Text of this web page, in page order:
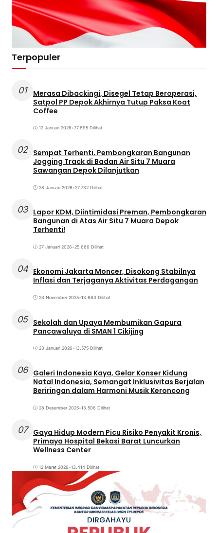
Terpopuler
01
Merasa Dibackingi, Disegel Tetap Beroperasi,
Satpol PP Depok Akhirnya Tutup Paksa Koat
Coffee
12 Januari 2026•77.895 Dilihat
02 Sempat Terhenti, Pembongkaran Bangunan
Jogging Track di Badan Air Situ 7 Muara
Sawangan Depok Dilanjutkan
28 Januari 2026•27.732 Dilihat
03 Lapor KDM, Diintimidasi Preman, Pembongkaran
Bangunan di Atas Air Situ 7 Muara Depok
Terhenti!
27 Januari 2026•25.686 Dilihat
04 Ekonomi Jakarta Moncer, Disokong Stabilnya
Inflasi dan Terjaganya Aktivitas Perdagangan
23 November 2025•13.683 Dilihat
05 Sekolah dan Upaya Membumikan Gapura
Pancawaluya di SMAN 1 Cikijing
23 Januari 2026•13.575 Dilihat
06 Galeri Indonesia Kaya, Gelar Konser Kidung
Natal Indonesia, Semangat Inklusivitas Berjalan
Beriringan dalam Harmoni Musik Keroncong
28 Desember 2025•13.506 Dilihat
07
Gaya Hidup Modern Picu Risiko Penyakit Kronis,
Primaya Hospital Bekasi Barat Luncurkan
Wellness Center
12 Maret 2026•13.414 Dilihat